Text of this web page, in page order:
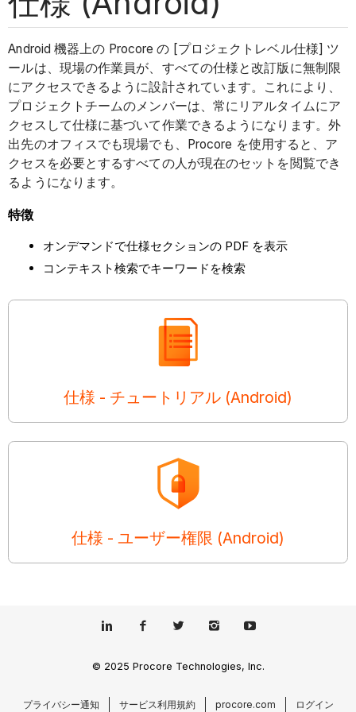
Android 機器上の Procore の [プロジェクトレベル仕様] ツ
ールは、現場の作業員が、すべての仕様と改訂版に無制限
にアクセスできるように設計されています。これにより、
プロジェクトチームのメンバーは、常にリアルタイムにア
クセスして仕様に基づいて作業できるようになります。外
出先のオフィスでも現場でも、Procore を使用すると、ア
クセスを必要とするすべての人が現在のセットを閲覧でき
るようになります。
特徴
オンデマンドで仕様セクションの PDF を表示
コンテキスト検索でキーワードを検索
仕様 - チュートリアル (Android)
仕様 - ユーザー権限 (Android)
© 2025 Procore Technologies, Inc.
プライバシー通知 サービス利用規約 procore.com ログイン